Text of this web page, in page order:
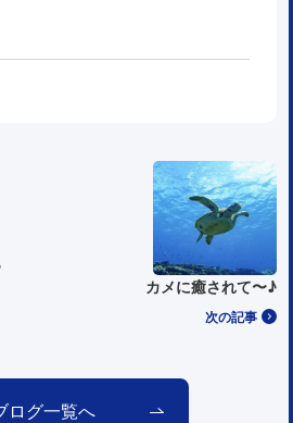
次の記事
カメに癒されて〜♪
ログ一覧へ